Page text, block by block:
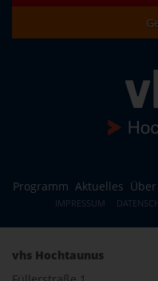
Programm Aktuelles
IMPRESSUM
vhs Hochtaunus